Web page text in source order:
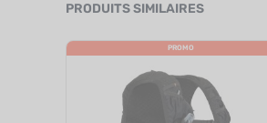
PRODUITS SIMILAIRES
PROMO